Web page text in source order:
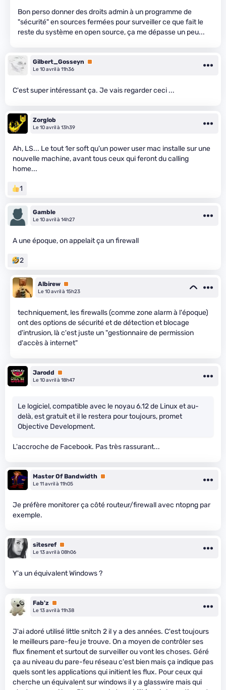
Bon perso donner des droits admin à un programme de
"sécurité" en sources fermées pour surveiller ce que fait le
reste du système en open source, ça me dépasse un peu...
Gilbert_Gosseyn
Premium
Le 10 avril à 11h36
C'est super intéressant ça. Je vais regarder ceci ...
Zorglob
Le 10 avril à 13h39
Ah, LS... Le tout 1er soft qu'un power user mac installe sur une
nouvelle machine, avant tous ceux qui feront du calling
home...
1
Gamble
Le 10 avril à 14h27
A une époque, on appelait ça un firewall
2
Albirew Premium
Le 10 avril à 15h23
techniquement, les firewalls (comme zone alarm à l'époque)
ont des options de sécurité et de détection et blocage
d'intrusion, là c'est juste un "gestionnaire de permission
d'accès à internet"
Jarodd
Premium
Le 10 avril à 18h47
Le logiciel, compatible avec le noyau 6.12 de Linux et au-
delà, est gratuit et il le restera pour toujours, promet
Objective Development.
L'accroche de Facebook. Pas très rassurant...
Master Of Bandwidth Premium
Le 11 avril à 11h05
Je préfère monitorer ça côté routeur/firewall avec ntopng par
exemple.
sitesref Premium
Le 13 avril à 08h06
Y'a un équivalent Windows ?
Fab'z Premium
Le 13 avril à 11h38
J'ai adoré utilisé little snitch 2 il y a des années. C'est toujours
le meilleurs pare-feu je trouve. On a moyen de contrôler ses
flux finement et surtout de surveiller ou vont les choses. Géré
ça au niveau du pare-feu réseau c'est bien mais ça indique pas
quels sont les applications qui initient les flux. Pour ceux qui
cherche un équivalent sur windows il y a glasswire mais qui